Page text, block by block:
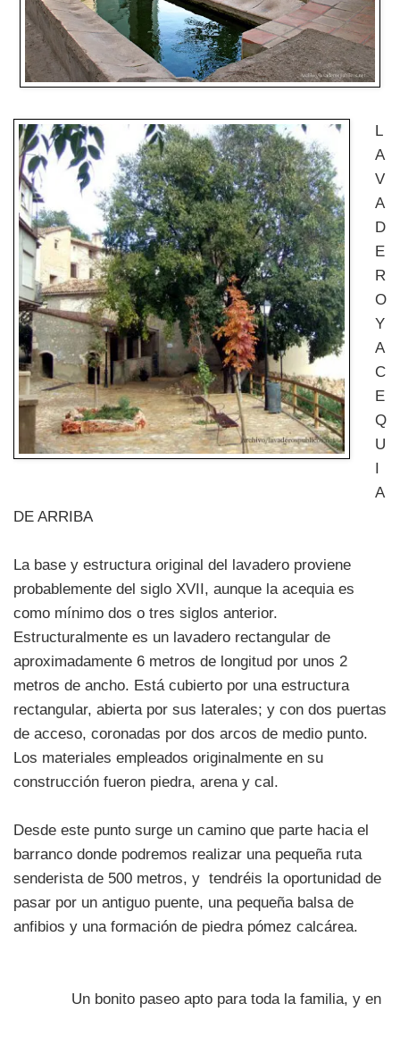
L
A
V
A
D
E
R
O
Y
A
C
E
Q
U
I
A
DE ARRIBA
La base y estructura original del lavadero proviene
probablemente del siglo XVII, aunque la acequia es
como mínimo dos o tres siglos anterior.
Estructuralmente es un lavadero rectangular de
aproximadamente 6 metros de longitud por unos 2
metros de ancho. Está cubierto por una estructura
rectangular, abierta por sus laterales; y con dos puertas
de acceso, coronadas por dos arcos de medio punto.
Los materiales empleados originalmente en su
construcción fueron piedra, arena y cal.
Desde este punto surge un camino que parte hacia el
barranco donde podremos realizar una pequeña ruta
senderista de 500 metros, y tendréis la oportunidad de
pasar por un antiguo puente, una pequeña balsa de
anfibios y una formación de piedra pómez calcárea.
Un bonito paseo apto para toda la familia, y en